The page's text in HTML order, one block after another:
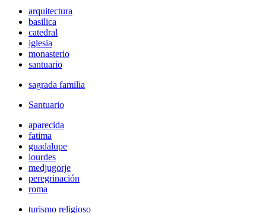
arquitectura
basilica
catedral
iglesia
monasterio
santuario
sagrada familia
Santuario
aparecida
fatima
guadalupe
lourdes
medjugorje
peregrinación
roma
turismo religioso